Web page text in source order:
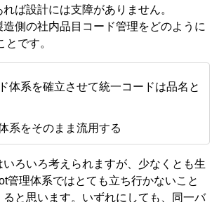
ば設計には支障がありません。
造側の社内品目コード管理をどのように
です。
体系を確立させて統一コードは品名と
系をそのまま流用する
ろいろ考えられますが、少なくとも生
管理体系ではとても立ち行かないこと
ると思います。いずれにしても、同一バ